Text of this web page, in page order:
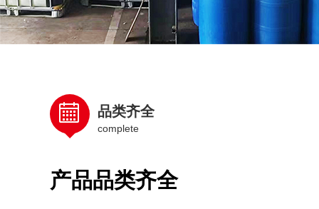
品类齐全
complete
产品品类齐全